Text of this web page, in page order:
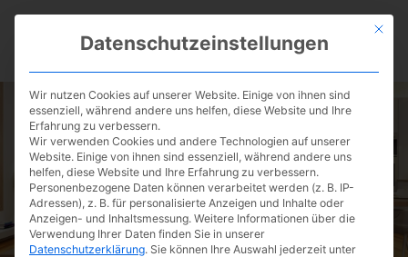
Zum
springen
Wohnungen
Mit
Datenschutzeinstellungen
Wir nutzen Cookies auf unserer Website. Einige von ihnen sind
essenziell, während andere uns helfen, diese Website und Ihre
Erfahrung zu verbessern.
Wir verwenden Cookies und andere Technologien auf unserer
Website. Einige von ihnen sind essenziell, während andere uns
helfen, diese Website und Ihre Erfahrung zu verbessern.
Personenbezogene Daten können verarbeitet werden (z. B. IP-
Adressen), z. B. für personalisierte Anzeigen und Inhalte oder
Anzeigen- und Inhaltsmessung. Weitere Informationen über die
Verwendung Ihrer Daten finden Sie in unserer
Datenschutzerklärung. Sie können Ihre Auswahl jederzeit unter